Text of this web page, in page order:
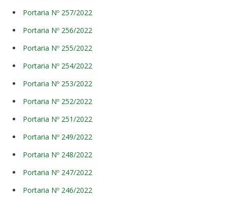
Portaria Nº 257/2022
Portaria Nº 256/2022
Portaria Nº 255/2022
Portaria Nº 254/2022
Portaria Nº 253/2022
Portaria Nº 252/2022
Portaria Nº 251/2022
Portaria Nº 249/2022
Portaria Nº 248/2022
Portaria Nº 247/2022
Portaria Nº 246/2022